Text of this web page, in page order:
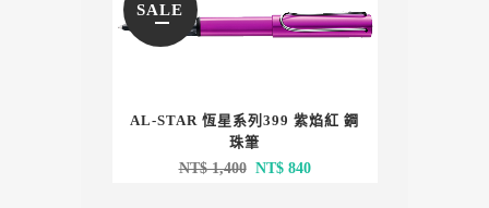
NT$ 1,400。NT$ 840。
SALE
AL-STAR 恆星系列399 紫焰紅 鋼
珠筆
NT$1,400 原
NT$840目